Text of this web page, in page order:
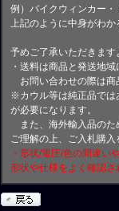
例）バイクウィンカー
上記のように中身がわか
予めご了承いただきます
・送料は商品と発送地域
お問い合わせの際は商
※カウル等は純正品では
が必要になります。
また、海外輸入品のた
ご理解の上、ご入札購入
・形状/電圧/色の間違い
形状や仕様をよく確認さ